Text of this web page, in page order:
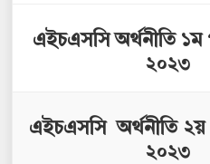
এইচএসসি অর্থনীতি ১ম
২০২৩
এইচএসসি অর্থনীতি ২য়
২০২৩